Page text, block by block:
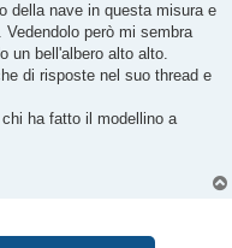
della nave in questa misura e
però mi sembra
un bell'albero alto alto.
di risposte nel suo thread e
ha fatto il modellino a